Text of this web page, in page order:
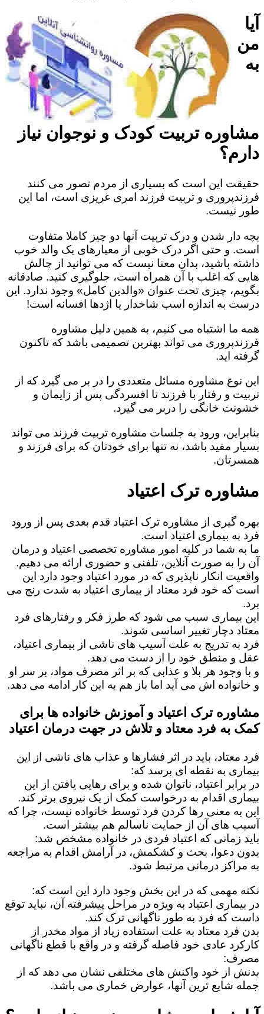
آیا
من
به
مشاوره تربیت کودک و نوجوان نیاز
دارم؟
حقیقت این است که بسیاری از مردم تصور می کنند
فرزندپروری و تربیت فرزند امری غریزی است، اما این
طور نیست.
بچه دار شدن و درک تربیت آنها دو چیز کاملا متفاوت
است. و حتی اگر درک خوبی از معیارهای یک والد خوب
داشته باشید، بدان معنا نیست که می توانید از چالش
هایی که اغلب با آن همراه است، جلوگیری کنید. صادقانه
بگویم، چیزی تحت عنوان «والدین کامل» وجود ندارد. این
درست به اندازه اسب شاخدار یا اژدها افسانه است!
همه ما اشتباه می کنیم، به همین دلیل مشاوره
فرزندپروری می تواند بهترین تصمیمی باشد که تاکنون
گرفته اید.
این نوع مشاوره مسائل متعددی را در بر می گیرد که از
تربیت و رفتار با فرزند تا افسردگی پس از زایمان و
خشونت خانگی را دربر می گیرد.
بنابراین، ورود به جلسات مشاوره تربیت فرزند می تواند
بسیار مفید باشد، نه تنها برای خودتان که برای فرزند و
همسرتان.
مشاوره ترک اعتیاد
بهره گیری از مشاوره ترک اعتیاد قدم بعدی پس از ورود
فرد به بیماری اعتیاد است.
ما به شما در کلیه امور مشاوره تخصصی اعتیاد و درمان
آن را به صورت آنلاین، تلفنی و حضوری ارائه می دهیم.
واقعیت انکار ناپذیری که در مورد اعتیاد وجود دارد این
است که خود فرد معتاد از بیماری اعتیاد به شدت رنج می
برد.
این بیماری سبب می شود که طرز فکر و رفتارهای فرد
معتاد دچار تغییر اساسی شوند.
فرد به تدریج به علت آسیب های ناشی از بیماری اعتیاد،
عقل و منطق خود را از دست می دهد.
و با وجود هر بلا و عذابی که بر اثر مصرف مواد، بر سر او
و خانواده اش می آید اما باز هم به این کار ادامه می دهد.
مشاوره ترک اعتیاد و آموزش خانواده ها برای
کمک به فرد معتاد و تلاش در جهت درمان اعتیاد
فرد معتاد، باید در اثر فشارها و عذاب های ناشی از این
بیماری به نقطه ای برسد که:
در برابر اعتیاد، ناتوان شده و برای رهایی یافتن از این
بیماری اقدام به درخواست کمک از یک نیروی برتر کند.
این به معنی رها کردن فرد توسط خانواده نیست، چرا که
آسیب های آن از حمایت ناسالم هم بیشتر است.
باید زمانی که اعتیاد فردی در خانواده مشخص شد:
بدون دعوا، بحث و کشکمش، در آرامش اقدام به مراجعه
به مراکز درمانی مرتبط شود.
نکته مهمی که در این بخش وجود دارد این است که:
در بیماری اعتیاد به ویژه در مراحل پیشرفته آن، نباید توقع
داست که فرد به طور ناگهانی ترک کند.
بدن فرد معتاد به علت استفاده زیاد از مواد مخدر از
کارکرد عادی خود فاصله گرفته و در واقع با قطع ناگهانی
مصرف:
بدنش از خود واکنش های مختلفی نشان می دهد که از
جمله شایع ترین آنها، عوارض خماری می باشد.